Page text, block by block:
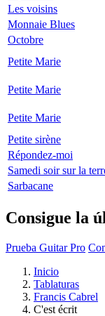
Les voisins
Monnaie Blues
Octobre
Petite Marie
Petite Marie
Petite Marie
Petite sirène
Répondez-moi
Samedi soir sur la
Sarbacane
Consigue la
Prueba Guitar Pro
Inicio
Tablaturas
Francis Cabrel
C'est écrit